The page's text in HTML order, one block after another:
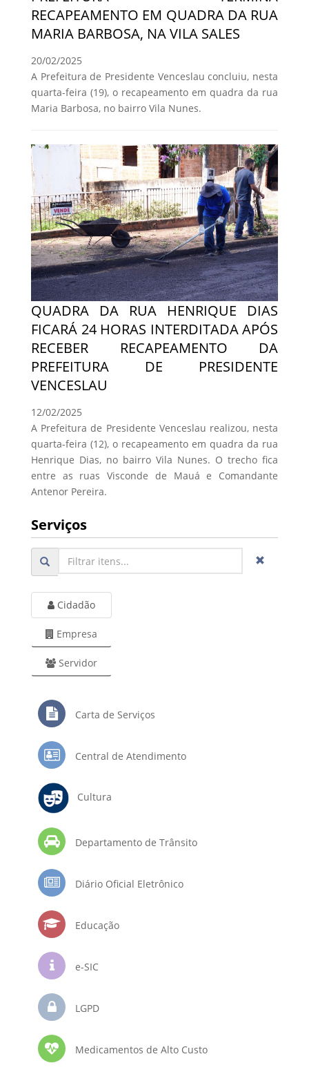
RECAPEAMENTO EM QUADRA DA RUA
MARIA BARBOSA, NA VILA SALES
20/02/2025
A Prefeitura de Presidente Venceslau concluiu, nesta
quarta-feira (19), o recapeamento em quadra da rua
Maria Barbosa, no bairro Vila Nunes.
QUADRA DA RUA HENRIQUE DIAS
FICARÁ 24 HORAS INTERDITADA APÓS
RECEBER RECAPEAMENTO DA
PREFEITURA DE PRESIDENTE
VENCESLAU
12/02/2025
A Prefeitura de Presidente Venceslau realizou, nesta
quarta-feira (12), o recapeamento em quadra da rua
Henrique Dias, no bairro Vila Nunes. O trecho fica
entre as ruas Visconde de Mauá e Comandante
Antenor Pereira.
Serviços
Cidadão
Empresa
Servidor
Carta de Serviços
Central de Atendimento
Cultura
Departamento de Trânsito
Diário Oficial Eletrônico
Educação
e-SIC
LGPD
Medicamentos de Alto Custo